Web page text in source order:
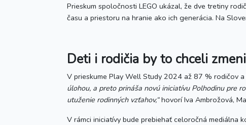
Prieskum spoločnosti LEGO ukázal, že dve tretiny
času a priestoru na hranie ako ich generácia. Na
Deti i rodičia by to chceli
V prieskume Play Well Study 2024 až 87 % rodičov
úlohou, a preto prináša novú iniciatívu Polhodinu pre
utuženie rodinných vzťahov,“hovorí Iva Ambrožová,
V rámci iniciatívy bude prebiehať celoročná mediálna